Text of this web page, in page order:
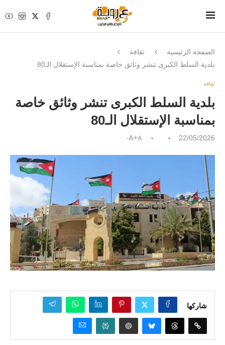
الصفحة الرئيسية
ثقافة
بلدية السلط الكبرى تنشر وثائق خاصة بمناسبة الإستقلال الـ80
ثقافة
بلدية السلط الكبرى تنشر وثائق خاصة
بمناسبة الإستقلال الـ80
22/05/2026
A+A-
شاركها